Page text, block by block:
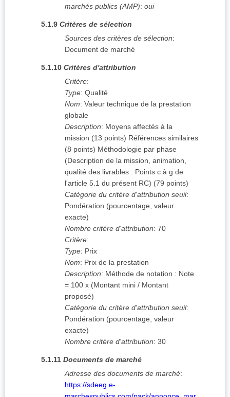
marchés publics (AMP): oui
5.1.9 Critères de sélection
Sources des critères de sélection:
Document de marché
5.1.10 Critères d'attribution
Critère:
Type: Qualité
Nom: Valeur technique de la prestation
globale
Description: Moyens affectés à la
mission (13 points) Références similaires
(8 points) Méthodologie par phase
(Description de la mission, animation,
qualité des livrables : Points c à g de
l'article 5.1 du présent RC) (79 points)
Catégorie du critère d'attribution seuil:
Pondération (pourcentage, valeur
exacte)
Nombre critère d'attribution: 70
Critère:
Type: Prix
Nom: Prix de la prestation
Description: Méthode de notation : Note
= 100 x (Montant mini / Montant
proposé)
Catégorie du critère d'attribution seuil:
Pondération (pourcentage, valeur
exacte)
Nombre critère d'attribution: 30
5.1.11 Documents de marché
Adresse des documents de marché:
https://sdeeg.e-